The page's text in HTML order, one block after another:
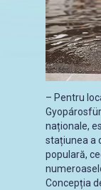
– Pentru
naționale,
stațiunea a
populară,
Concepția